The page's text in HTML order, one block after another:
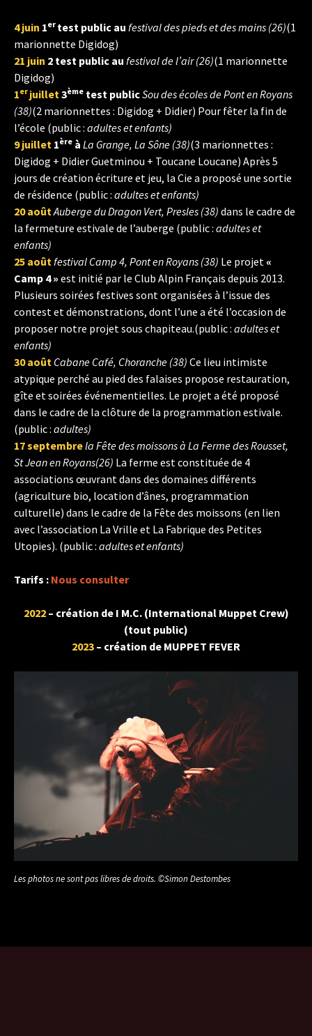
4 juin 1er test public au festival des pieds et des mains (26)(1
marionnette Digidog)
21 juin 2 test public au festival de l’air (26)(1 marionnette
Digidog)
1er juillet 3ème test publicSou des écoles de Pont en Royans
(38)(2 marionnettes : Digidog + Didier) Pour fêter la fin de
l’école (public : adultes et enfants)
9 juillet 1ère à La Grange, La Sône (38)(3 marionnettes :
Digidog + Didier Guetminou + Toucane Loucane) Après 5
jours de création écriture et jeu, la Cie a proposé une sortie
de résidence (public : adultes et enfants)
20 aoûtAuberge du Dragon Vert, Presles (38) dans le cadre de
la fermeture estivale de l’auberge (public : adultes et
enfants)
25 août festival Camp 4, Pont en Royans (38) Le projet «
Camp 4 » est initié par le Club Alpin Français depuis 2013.
Plusieurs soirées festives sont organisées à l’issue des
contest et démonstrations, dont l’une a été l’occasion de
proposer notre projet sous chapiteau.(public : adultes et
enfants)
30 août Cabane Café, Choranche (38) Ce lieu intimiste
atypique perché au pied des falaises propose restauration,
gîte et soirées événementielles. Le projet a été proposé
dans le cadre de la clôture de la programmation estivale.
(public : adultes)
17 septembrela Fête des moissons à La Ferme des Rousset,
St Jean en Royans(26) La ferme est constituée de 4
associations œuvrant dans des domaines différents
(agriculture bio, location d’ânes, programmation
culturelle) dans le cadre de la Fête des moissons (en lien
avec l’association La Vrille et La Fabrique des Petites
Utopies). (public : adultes et enfants)
Tarifs : Nous consulter
2022– création de I M.C. (International Muppet Crew)
(tout public)
2023 – création de MUPPET FEVER
Les photos ne sont pas libres de droits. ©Simon Destombes